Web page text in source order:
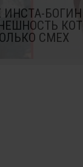
СМЕХ